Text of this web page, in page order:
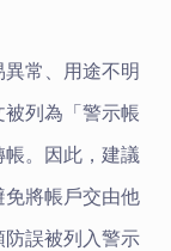
常、用途不明
列為「警示帳
。因此，建議
免將帳戶交由他
防誤被列入警示